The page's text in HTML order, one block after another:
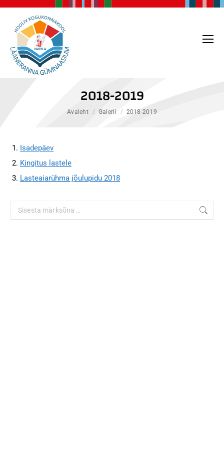
2018-2019
You are here:
Avaleht Galerii 2018-2019
Isadepäev
Kingitus lastele
Lasteaiarühma jõulupidu 2018